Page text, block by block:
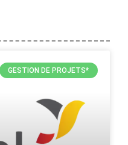
GESTION DE PROJETS*